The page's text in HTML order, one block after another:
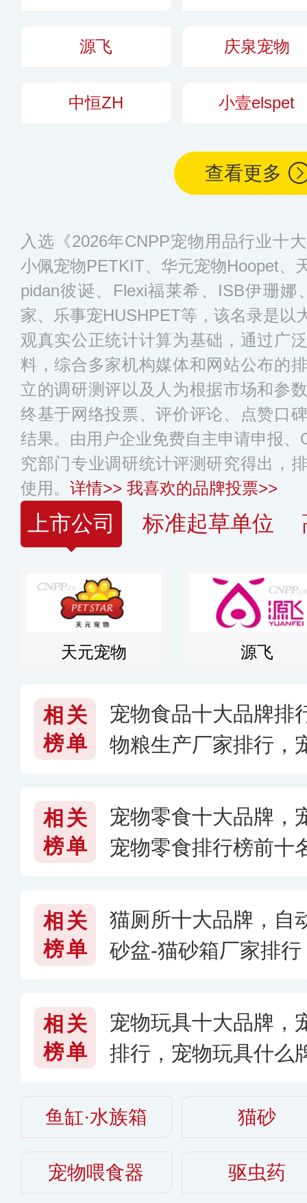
源飞 庆泉宠物
中恒ZH 小壹elspet
查看更多
入选《2026年CNPP宠物用品行业十
小佩宠物PETKIT、华元宠物Hoopet、
pidan彼诞、Flexi福莱希、ISB伊珊娜
家、乐事宠HUSHPET等，该名录是以
观真实公正统计计算为基础，通过广
料，综合多家机构媒体和网站公布的
立的调研测评以及人为根据市场和参
终基于网络投票、评价评论、点赞口
结果。由用户企业免费自主申请申报
究部门专业调研统计评测研究得出，
使用。 详情>> 我喜欢的品牌投票>>
上市公司 标准起草单位
天元宠物 源飞
相关
榜单
宠物食品十大品牌排
物粮生产厂家排行，
相关
榜单
宠物零食十大品牌，
宠物零食排行榜前十
相关
榜单
猫厕所十大品牌，自
砂盆-猫砂箱厂家排
相关
榜单
宠物玩具十大品牌，
排行，宠物玩具什么
鱼缸·水族箱 猫砂
宠物喂食器 驱虫药